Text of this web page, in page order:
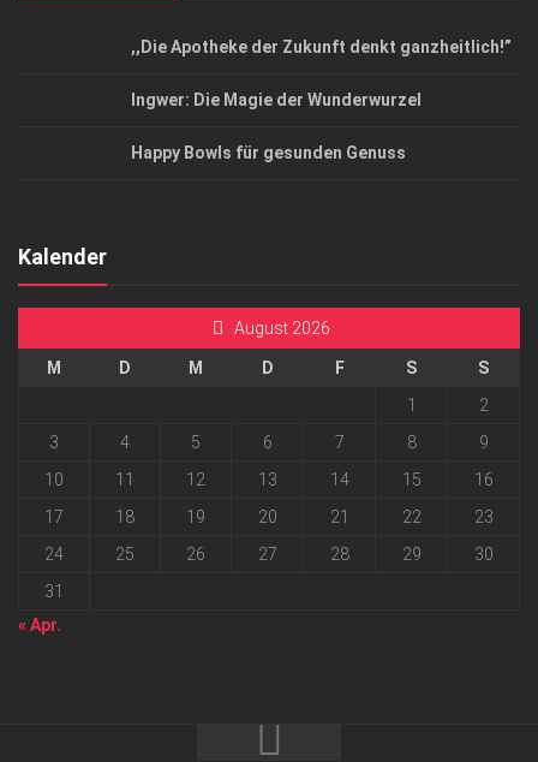
,,Die Apotheke der Zukunft denkt ganzheitlich!”
Ingwer: Die Magie der Wunderwurzel
Happy Bowls für gesunden Genuss
Kalender
August 2026
M D M D F S
S
1
2
3
4 5 6 7 8
9
10
11 12 13 14 15
16
17
18 19 20 21 22
23
24
25 26 27 28 29
30
31
« Apr.